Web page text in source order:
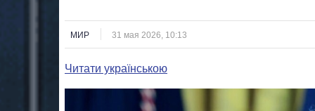
МИР 31 мая 2026, 10:13
Читати українською